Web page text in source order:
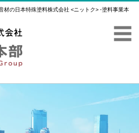
材の日本特殊塗料株式会社 <ニットク> -塗料事業本